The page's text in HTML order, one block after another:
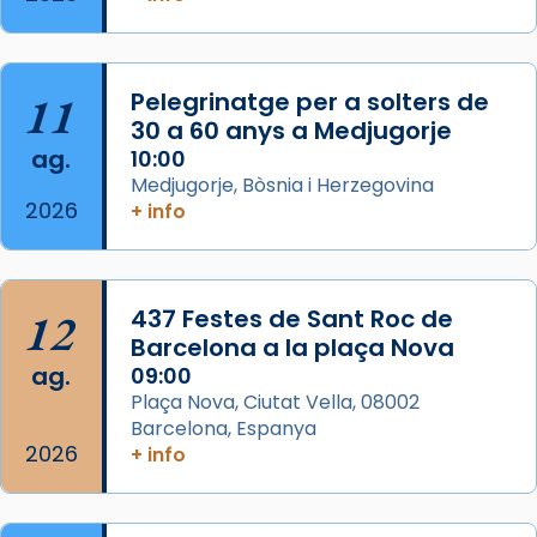
«Si vols saber què és calor, ves per les
Santes a Mataró»🥵.
Photo
View on Facebook ·
Jaume, fill de Zebedeu, és juntament amb el
seu germà Joan i Pere un dels que
acompanyava més de prop Jesús.
Segons el llibre dels Fets (12,2) fou el primer
apòstol màrtir, decapitat a Jerusalem per
Herodes Agripa (vers l'any 44).
11
ag.
2026
Pelegrinatge per a solters de
30 a 60 anys a Medjugorje
10:00
Medjugorje, Bòsnia i Herzegovina
+ info
12
ag.
2026
437 Festes de Sant Roc de
Barcelona a la plaça Nova
09:00
Plaça Nova, Ciutat Vella, 08002
Barcelona, Espanya
+ info